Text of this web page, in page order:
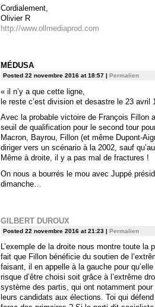
Cordialement,
Olivier R
http://www.ollmediaprod.com
MÉDUSA
Posted 22 novembre 2016 at 18:57 | Permalien
« il n’y a que cette ligne,
le reste c’est division et desastre le 23 avril
Avec la probable victoire de François Fillon
seuil de qualification pour le second tour
Macron, Bayrou, Fillon (et même Dupont-
diriger vers un scénario à la 2002, sauf
Même à droite, il y a pas mal de fractures !
On nous a bourrés le mou avec Juppé
dimanche…
GILBERT DUROUX
Posted 22 novembre 2016 at 21:23 | Permalien
L’exemple de la droite nous montre toute
fait que Fillon bénéficie du soutien de
faisant, il en appelle à la gauche pour
risque d’être choisi soit grâce à l’extrême
système des partis, qui ont notamment
leurs candidats aux élections. Toi qui